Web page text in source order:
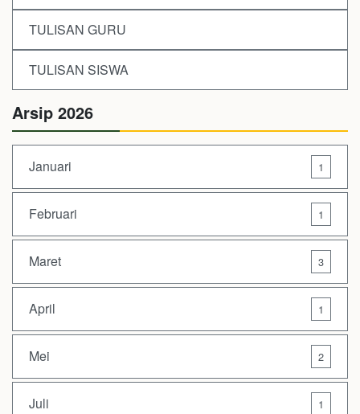
TULISAN GURU
TULISAN SISWA
Arsip 2026
Januari 1
Februari 1
Maret 3
April 1
Mei 2
Juli 1